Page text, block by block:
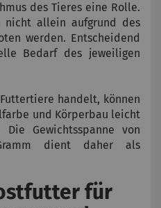
des Tieres eine Rolle.
nicht allein aufgrund des
werden. Entscheidend
Bedarf des jeweiligen
handelt, können
und Körperbau leicht
Die Gewichtsspanne von
dient daher als
für